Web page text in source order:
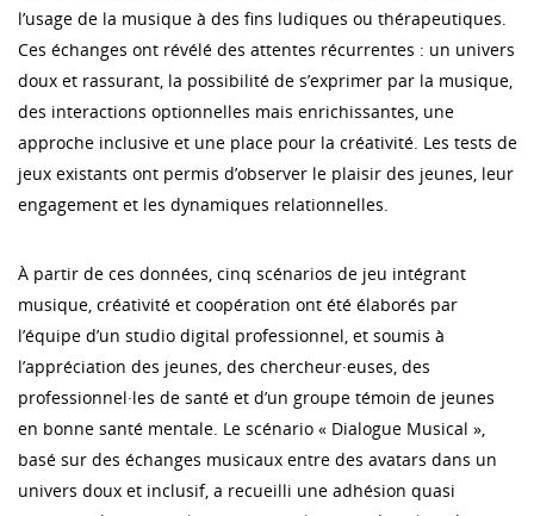
l’usage de la musique à des fins ludiques ou thérapeutiques.
Ces échanges ont révélé des attentes récurrentes : un univers
doux et rassurant, la possibilité de s’exprimer par la musique,
des interactions optionnelles mais enrichissantes, une
approche inclusive et une place pour la créativité. Les tests de
jeux existants ont permis d’observer le plaisir des jeunes, leur
engagement et les dynamiques relationnelles.
À partir de ces données, cinq scénarios de jeu intégrant
musique, créativité et coopération ont été élaborés par
l’équipe d’un studio digital professionnel, et soumis à
l’appréciation des jeunes, des chercheur·euses, des
professionnel·les de santé et d’un groupe témoin de jeunes
en bonne santé mentale. Le scénario « Dialogue Musical »,
basé sur des échanges musicaux entre des avatars dans un
univers doux et inclusif, a recueilli une adhésion quasi